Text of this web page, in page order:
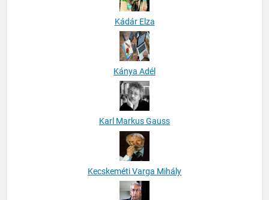
Kádár Elza
Kánya Adél
Karl Markus Gauss
Kecskeméti Varga Mihály